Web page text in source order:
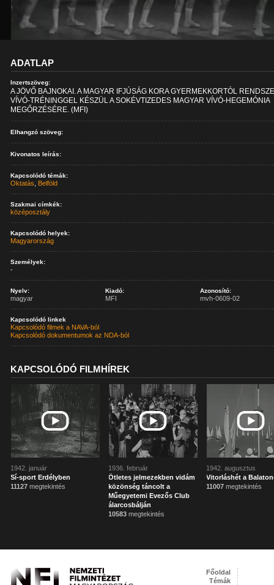
ADATLAP
Inzertszöveg:
A JÖVŐ BAJNOKAI. A MAGYAR IFJÚSÁG KORA GYERMEKKORTÓL
VÍVÓ-TRÉNINGGEL KÉSZÜL A SOKÉVTIZEDES MAGYAR VÍVÓ-HEGEMÓNIA
MEGŐRZÉSÉRE. (MFI)
Elhangzó szöveg:
Kivonatos leírás:
Kapcsolódó témák:
Oktatás Belföld
Szakmai címkék:
középosztály
Kapcsolódó helyek:
Magyarország
Személyek:
-
Nyelv:
magyar
Kiadó:
MFI
Azonosító:
mvh-0609-02
Kapcsolódó linkek
Kapcsolódó filmek a NAVA-ból
Kapcsolódó dokumentumok az NDA-ból
KAPCSOLÓDÓ FILMHÍREK
1942. január
Sí-sport Erdélyben
11127 megtekintés
1936. február
Ötletes jelmezekben vidám
közönség táncolt a
Műegyetemi Evezős Club
álarcosbálján
10583 megtekintés
1942. augusztus
Vitorláshét a
11007 megtekintés
Főoldal
Témák